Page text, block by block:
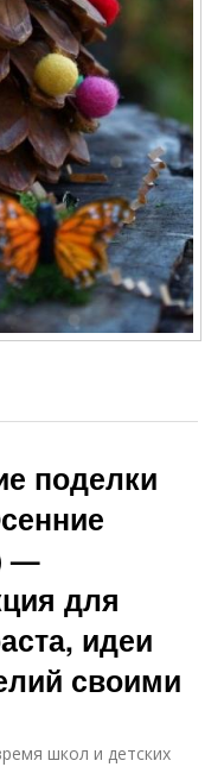
поделки
—
для
идеи
своими
школ и детских